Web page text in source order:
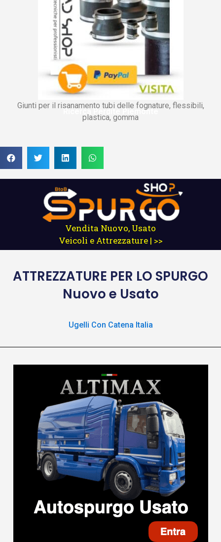
Giunti per il risanamento tubi delle fognature, flessibili,
plastica, gomma
Ricerca Perdite Piemonte
Vendita Nuovo, Usato
Veicoli e Attrezzature | >>
ATTREZZATURE PER LO SPURGO
Nuovo e Usato
Ugelli Con Catena Italia